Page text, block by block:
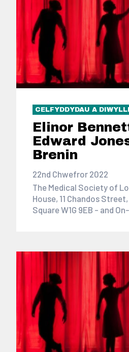
CELFYDDYDAU A
Elinor
Edward
Brenin
22nd Chwefror 2022
The Medical Society of
House, 11 Chandos
Square W1G 9EB - and